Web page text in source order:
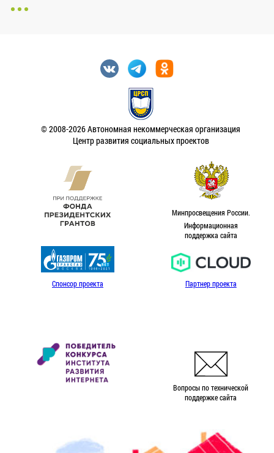
© 2008-2026 Автономная некоммерческая организация
Центр развития социальных проектов
Минпросвещения России.
Информационная
поддержка сайта
Спонсор проекта Партнер проекта
Вопросы по технической
поддержке сайта